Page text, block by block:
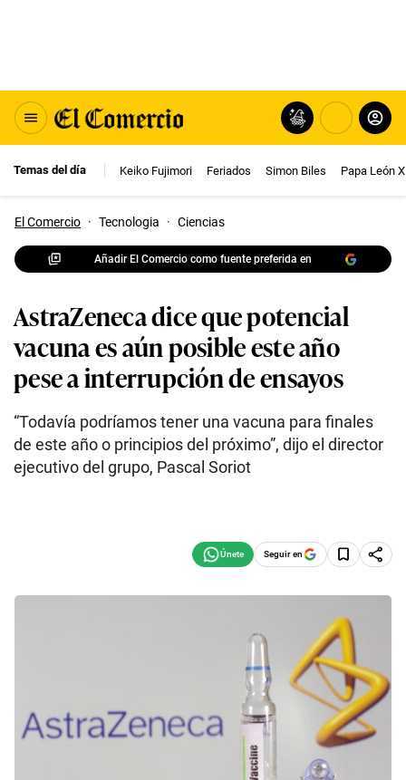
Temas del día Keiko Fujimori Feriados Simon Biles Papa León
El Comercio · Tecnologia · Ciencias
Añadir El Comercio como fuente preferida en
AstraZeneca dice que potencial
vacuna es aún posible este año
pese a interrupción de ensayos
“Todavía podríamos tener una vacuna para finales
de este año o principios del próximo”, dijo el director
ejecutivo del grupo, Pascal Soriot
Seguir en